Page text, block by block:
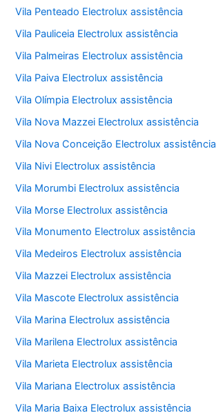
Vila Penteado Electrolux assistência
Vila Pauliceia Electrolux assistência
Vila Palmeiras Electrolux assistência
Vila Paiva Electrolux assistência
Vila Olímpia Electrolux assistência
Vila Nova Mazzei Electrolux assistência
Vila Nova Conceição Electrolux assistência
Vila Nivi Electrolux assistência
Vila Morumbi Electrolux assistência
Vila Morse Electrolux assistência
Vila Monumento Electrolux assistência
Vila Medeiros Electrolux assistência
Vila Mazzei Electrolux assistência
Vila Mascote Electrolux assistência
Vila Marina Electrolux assistência
Vila Marilena Electrolux assistência
Vila Marieta Electrolux assistência
Vila Mariana Electrolux assistência
Vila Maria Baixa Electrolux assistência